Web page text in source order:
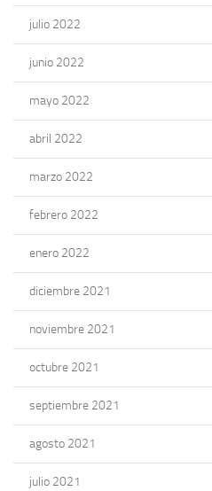
julio 2022
junio 2022
mayo 2022
abril 2022
marzo 2022
febrero 2022
enero 2022
diciembre 2021
noviembre 2021
octubre 2021
septiembre 2021
agosto 2021
julio 2021